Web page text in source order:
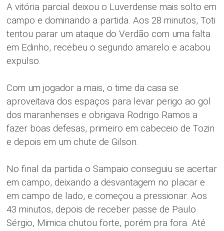
A vitória parcial deixou o Luverdense mais solto em
campo e dominando a partida. Aos 28 minutos, Toti
tentou parar um ataque do Verdão com uma falta
em Edinho, recebeu o segundo amarelo e acabou
expulso.
Com um jogador a mais, o time da casa se
aproveitava dos espaços para levar perigo ao gol
dos maranhenses e obrigava Rodrigo Ramos a
fazer boas defesas, primeiro em cabeceio de Tozin
e depois em um chute de Gilson.
No final da partida o Sampaio conseguiu se acertar
em campo, deixando a desvantagem no placar e
em campo de lado, e começou a pressionar. Aos
43 minutos, depois de receber passe de Paulo
Sérgio, Mimica chutou forte, porém pra fora. Até